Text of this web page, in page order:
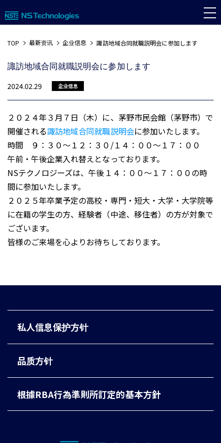
TOP 最新资讯 企业信息 諏訪地域合同就職説明会に参加します
諏訪地域合同就職説明会に参加します
2024.02.29
企业信息
２０２４年３月７日（木）に、茅野市民会館（茅野市）で
開催される諏訪地域合同就職説明会に参加いたします。
時間 ９：３０～１２：３０/１４：００～１７：００
午前・午後企業入れ替えとなっております。
NSテクノロジーズは、午後１４：００～１７：００の時
間に参加いたします。
２０２５年卒業予定の高校・専門・短大・大学・大学院等
に在籍の学生の方、経験者（中途、移住者）の方が対象で
ございます。
皆様のご来場を心よりお待ちしております。
私人信息保护方针
品质方针
根據RBA行為準則所訂定的基本方針